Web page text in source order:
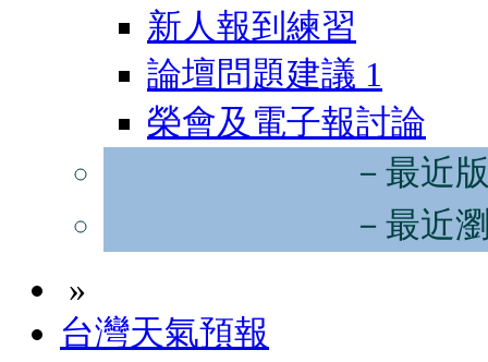
新人報到練習
論壇問題建議 1
榮會及電子報討論
－最近
－最近
»
台灣天氣預報